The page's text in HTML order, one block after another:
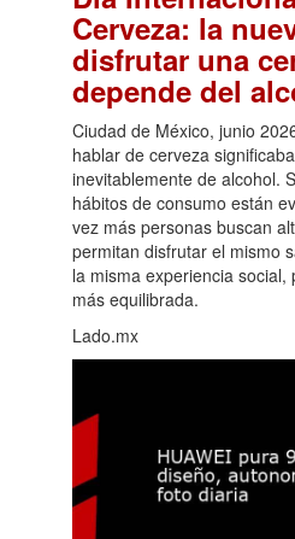
Cerveza: la
disfrutar una
depende del
Ciudad de México, junio
hablar de cerveza
inevitablemente de alcohol.
hábitos de consumo están
vez más personas buscan
permitan disfrutar el mismo
la misma experiencia social,
más equilibrada.
Lado.mx